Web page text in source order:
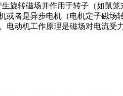
旋转磁场并作用于转子（如鼠
者是异步电机（电机定子磁场
动机工作原理是磁场对电流受